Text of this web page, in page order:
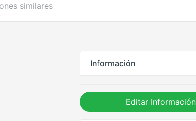
similares
Información
Editar Información